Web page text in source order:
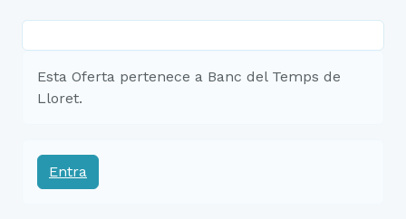
Esta Oferta pertenece a Banc del Temps de
Lloret.
Entra